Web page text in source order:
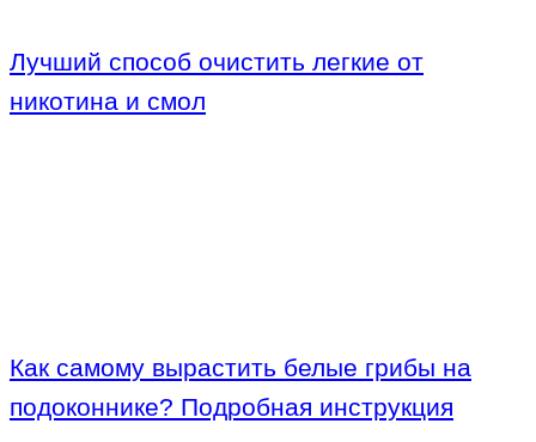
Лучший способ очистить легкие от
никотина и смол
Как самому вырастить белые грибы на
подоконнике? Подробная инструкция